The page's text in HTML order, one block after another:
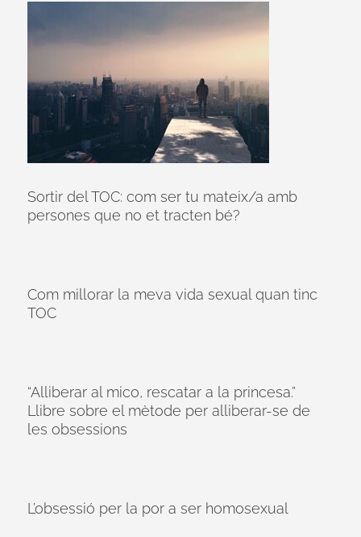
Sortir del TOC: com ser tu mateix/a amb
persones que no et tracten bé?
Com millorar la meva vida sexual quan tinc
TOC
“Alliberar al mico, rescatar a la princesa.”
Llibre sobre el mètode per alliberar-se de
les obsessions
L’obsessió per la por a ser homosexual